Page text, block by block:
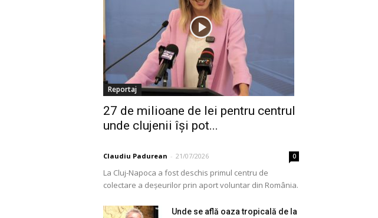
Reportaj
27 de milioane de lei pentru centrul
unde clujenii își pot...
Claudiu Padurean - 21/07/2026 0
La Cluj-Napoca a fost deschis primul centru de
colectare a deșeurilor prin aport voluntar din România.
Unde se află oaza tropicală de la